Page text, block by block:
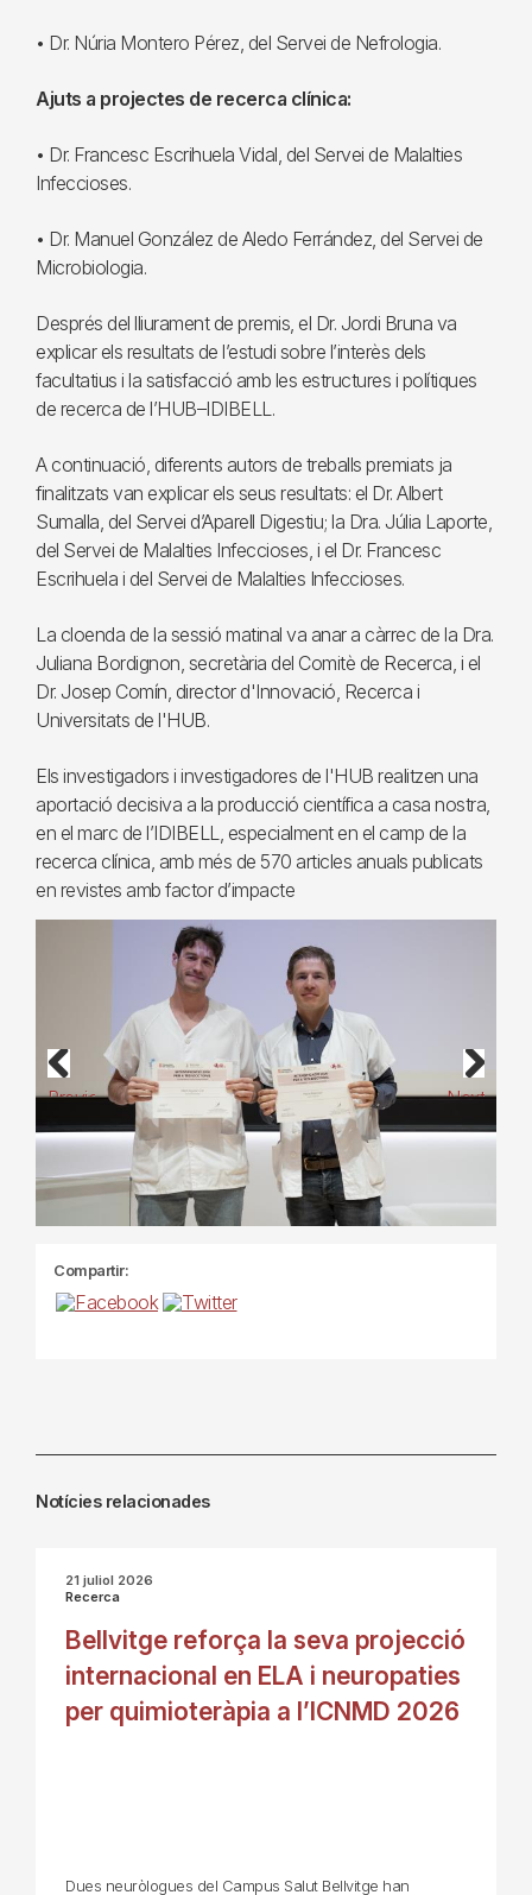
• Dr. Núria Montero Pérez, del Servei de Nefrologia.
Ajuts a projectes de recerca clínica:
• Dr. Francesc Escrihuela Vidal, del Servei de Malalties
Infeccioses.
• Dr. Manuel González de Aledo Ferrández, del Servei de
Microbiologia.
Després del lliurament de premis, el Dr. Jordi Bruna va
explicar els resultats de l’estudi sobre l’interès dels
facultatius i la satisfacció amb les estructures i polítiques
de recerca de l’HUB–IDIBELL.
A continuació, diferents autors de treballs premiats ja
finalitzats van explicar els seus resultats: el Dr. Albert
Sumalla, del Servei d’Aparell Digestiu; la Dra. Júlia Laporte,
del Servei de Malalties Infeccioses, i el Dr. Francesc
Escrihuela i del Servei de Malalties Infeccioses.
La cloenda de la sessió matinal va anar a càrrec de la Dra.
Juliana Bordignon, secretària del Comitè de Recerca, i el
Dr. Josep Comín, director d'Innovació, Recerca i
Universitats de l'HUB.
Els investigadors i investigadores de l'HUB realitzen una
aportació decisiva a la producció científica a casa nostra,
en el marc de l’IDIBELL, especialment en el camp de la
recerca clínica, amb més de 570 articles anuals publicats
en revistes amb factor d’impacte
Previous Next
Compartir:
Notícies relacionades
21 juliol 2026
Recerca
Bellvitge reforça la seva projecció
internacional en ELA i neuropaties
per quimioteràpia a l’ICNMD 2026
Dues neuròlogues del Campus Salut Bellvitge han